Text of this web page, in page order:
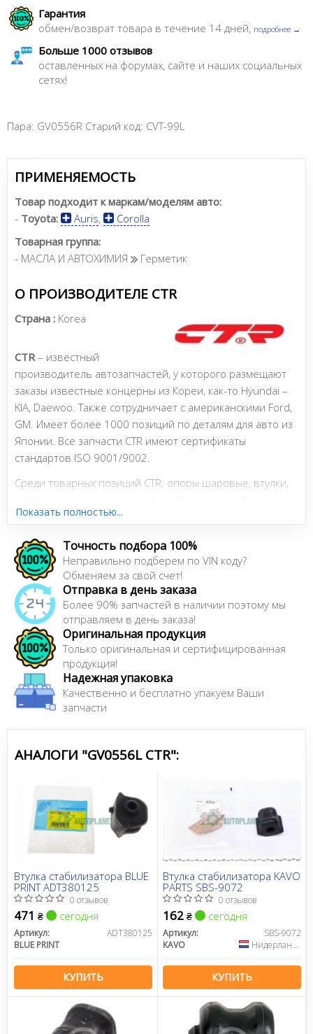
Гарантия
обмен/возврат товара в течение 14 дней, подробнее →
Больше 1000 отзывов
оставленных на форумах, сайте и наших социальных
сетях!
Пара: GV0556R Старий код: CVT-99L
ПРИМЕНЯЕМОСТЬ
Товар подходит к маркам/моделям авто:
- Toyota: Auris,
Corolla
Товарная группа:
- МАСЛА И АВТОХИМИЯ
Герметик
О ПРОИЗВОДИТЕЛЕ CTR
Страна : Korea
CTR– известный
производитель автозапчастей, у которого размещают
заказы известные концерны из Кореи, как-то Hyundai –
KIA, Daewoo. Также сотрудничает с американскими Ford,
GM. Имеет более 1000 позиций по деталям для авто из
Японии. Все запчасти CTR имеют сертификаты
стандартов ISO 9001/9002.
Среди товарных позиций CTR: опоры шаровые, втулки,
подвески, колодки тормозные, тяги стабилизаторов,
Автолюбители отмечают весьма высокое качество всех
запчастей. Вместе с тем, в коробках с именем компании
CTR они могут найти все те же OEM-запчасти для
корейского автотранспорта, но по более низким ценам.
Еще один приятный момент: большая часть деталей для
авто KIA от этой компании также совместимы с
автомобилями Hyundai.
Сайт: http://www.neoctr.kr/
Показать полностью...
Точность подбора 100%
Неправильно подберем по VIN коду?
Обменяем за свой счет!
Отправка в день заказа
Более 90% запчастей в наличии поэтому мы
отправляем в день заказа!
Оригинальная продукция
Только оригинальная и сертифицированная
продукция!
Надежная упаковка
Качественно и бесплатно упакуем Ваши
запчасти
АНАЛОГИ "GV0556L CTR":
Втулка стабилизатора BLUE
PRINT ADT380125
0 отзывов
471 ₴ сегодня
Артикул:
ADT380125
BLUE PRINT
КУПИТЬ
Втулка стабилизатора KAVO
PARTS SBS-9072
0 отзывов
162 ₴ сегодня
Артикул:
SBS-9072
KAVO
Нидерланды
КУПИТЬ